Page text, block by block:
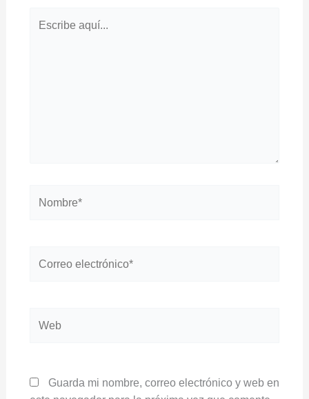
aquí...
electrónico*
Guarda mi nombre, correo electrónico y web en